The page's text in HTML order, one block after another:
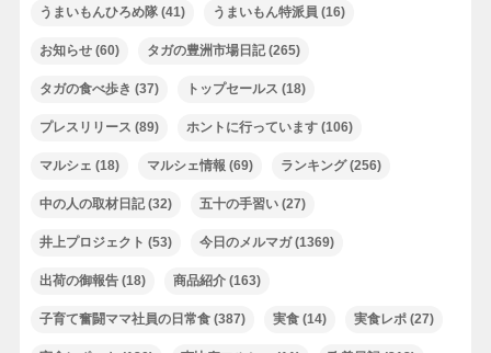
うまいもんひろめ隊(41) うまいもん特派員 (16)
お知らせ(60) タガの豊洲市場日記(265)
タガの食べ歩き (37) トップセールス (18)
プレスリリース (89) ホントに行っています(106)
マルシェ (18) マルシェ情報 (69) ランキング(256)
中の人の取材日記(32) 五十の手習い(27)
井上プロジェクト (53) 今日のメルマガ(1369)
出荷の御報告(18) 商品紹介(163)
子育て奮闘ママ社員の日常食(387) 実食(14) 実食レポ(27)